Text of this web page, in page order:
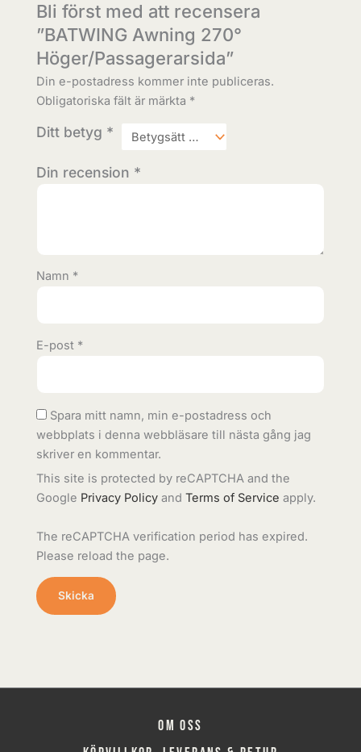
Bli först med att recensera
”BATWING Awning 270°
Höger/Passagerarsida”
Din e-postadress kommer inte publiceras.
Obligatoriska fält är märkta *
Ditt betyg *
Din recension *
Namn *
E-post *
Spara mitt namn, min e-postadress och
webbplats i denna webbläsare till nästa gång jag
skriver en kommentar.
This site is protected by reCAPTCHA and the
Google Privacy Policy andTerms of Service apply.
The reCAPTCHA verification period has expired.
Please reload the page.
Om oss